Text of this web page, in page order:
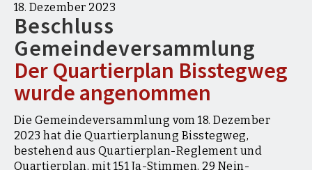
18. Dezember 2023
Beschluss
Gemeindeversammlung
Der Quartierplan Bisstegweg
wurde angenommen
Die Gemeindeversammlung vom 18. Dezember
2023 hat die Quartierplanung Bisstegweg,
bestehend aus Quartierplan-Reglement und
Quartierplan, mit 151 Ja-Stimmen, 29 Nein-